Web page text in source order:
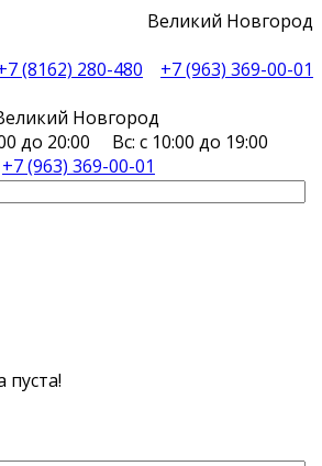
Великий Новгород
(8162) 280-480
+7 (963) 369-00-01
Новгород
до 20:00 Вс: с 10:00 до 19:00
+7 (963) 369-00-01